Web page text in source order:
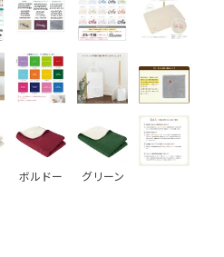
ボルドー グリーン